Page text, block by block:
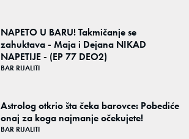
NAPETO U BARU! Takmičanje se
zahuktava - Maja i Dejana NIKAD
NAPETIJE - (EP 77 DEO2)
BAR RIJALITI
Astrolog otkrio šta čeka barovce: Pobediće
onaj za koga najmanje očekujete!
BAR RIJALITI